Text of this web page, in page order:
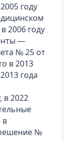
году
2006 году
—
№ 25 от
в 2013
года
в 2022
в
№